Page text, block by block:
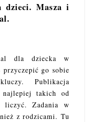
dzieci. Masza i
dla dziecka w
przyczepić go sobie
Publikacja
najlepiej takich od
Zadania w
z rodzicami. Tu